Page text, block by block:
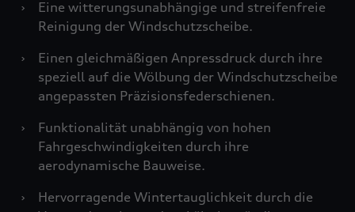
›
Eine witterungsunabhängige und streifenfreie
Reinigung der Windschutzscheibe.
›
Einen gleichmäßigen Anpressdruck durch ihre
speziell auf die Wölbung der Windschutzscheibe
angepassten Präzisionsfederschienen.
›
Funktionalität unabhängig von hohen
Fahrgeschwindigkeiten durch ihre
aerodynamische Bauweise.
›
Hervorragende Wintertauglichkeit durch die